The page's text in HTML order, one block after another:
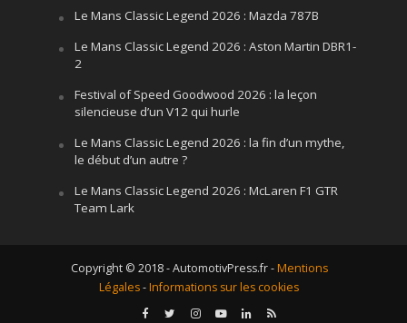
Le Mans Classic Legend 2026 : Mazda 787B
Le Mans Classic Legend 2026 : Aston Martin DBR1-
2
Festival of Speed Goodwood 2026 : la leçon
silencieuse d’un V12 qui hurle
Le Mans Classic Legend 2026 : la fin d’un mythe,
le début d’un autre ?
Le Mans Classic Legend 2026 : McLaren F1 GTR
Team Lark
Copyright © 2018 - AutomotivPress.fr -Mentions
Légales-Informations sur les cookies